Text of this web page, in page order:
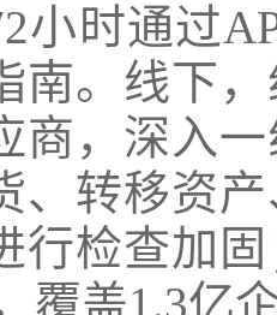
小时通过
。 线下
商，深入
、转移资
行检查加
覆盖1.3亿